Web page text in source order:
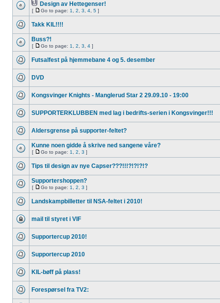
Design av Hettegenser!
[ Go to page: 1 2 3 4 5 ]
Takk KIL!!!!
Buss?!
[ Go to page: 1 2 3 4 ]
Futsalfest på hjemmebane 4 og 5. desember
DVD
Kongsvinger Knights - Manglerud Star 2 29.09.10 - 19:00
SUPPORTERKLUBBEN med lag i bedrifts-serien i Kongsvinger!!!
Aldersgrense på supporter-feltet?
Kunne noen gidde å skrive ned sangene våre?
[ Go to page: 1 2 3 ]
Tips til design av nye Capser???!!!?!?!?!?
Supportershoppen?
[ Go to page: 1 2 3 ]
Landskampbilletter til NSA-feltet i 2010!
mail til styret i VIF
Supportercup 2010!
Supportercup 2010
KIL-bøff på plass!
Forespørsel fra TV2: